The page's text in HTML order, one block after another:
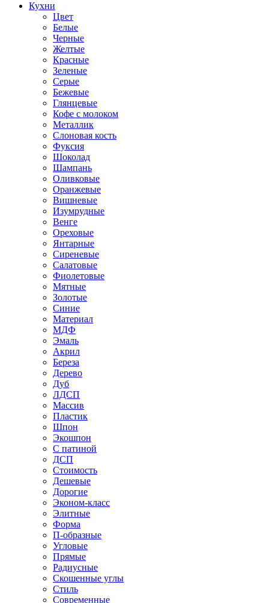
Кухни
Цвет
Белые
Черные
Желтые
Красные
Зеленые
Серые
Бежевые
Глянцевые
Кофе с молоком
Металлик
Слоновая кость
Фуксия
Шоколад
Шампань
Оливковые
Оранжевые
Вишневые
Изумрудные
Венге
Ореховые
Янтарные
Сиреневые
Салатовые
Фиолетовые
Мятные
Золотые
Синие
Материал
МДФ
Эмаль
Акрил
Береза
Дерево
Дуб
ЛДСП
Массив
Пластик
Шпон
Экошпон
С патиной
ДСП
Стоимость
Дешевые
Дорогие
Эконом-класс
Элитные
Форма
П-образные
Угловые
Прямые
Радиусные
Скошенные углы
Стиль
Современные